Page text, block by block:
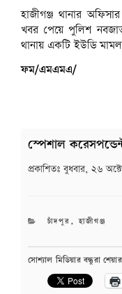
হাজীগঞ্জ থানার
খবর পেয়ে পুলিশ
থানায় একটি ইউডি
ফম/এমএমএ/
স্পেশাল
প্রকাশিতঃবুধবার, ২৬
CATEGORIES
চাঁদপুর ,হাজীগঞ্জ
সোশ্যাল মিডিয়ার বন্ধুরা